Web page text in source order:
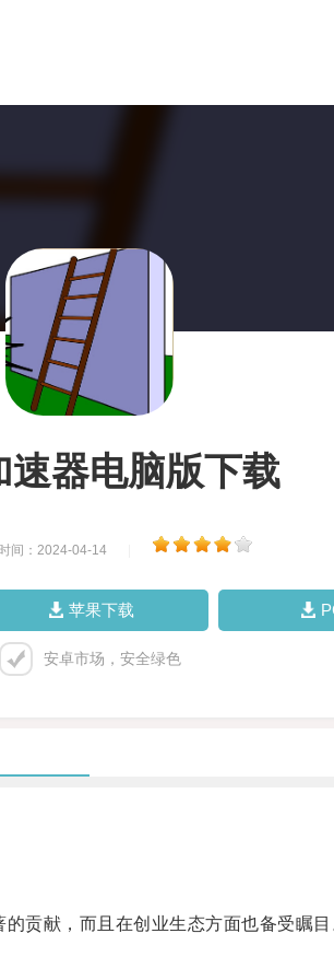
速器电脑版下载
时间：2024-04-14
苹果下载
安卓市场，安全绿色
献，而且在创业生态方面也备受瞩目